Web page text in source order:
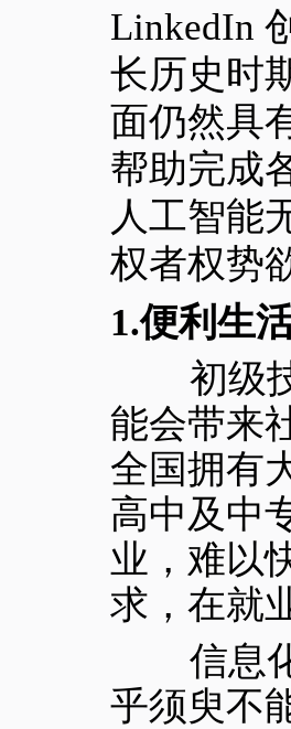
LinkedIn
长历史时
面仍然具
帮助完成
人工智能
权者权势
1.便利生
初级技
能会带来
全国拥有
高中及中
业，难以
求，在就
信息化
乎须臾不